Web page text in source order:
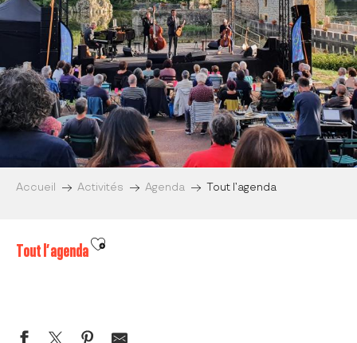
Accueil Activités Agenda Tout l’agenda
Tout l’agendaAjouter aux favoris